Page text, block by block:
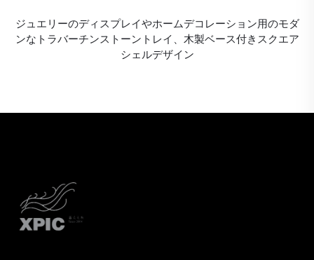
ジュエリーのディスプレイやホームデコレーション用のモダ
ンなトラバーチンストーントレイ、木製ベース付きスクエア
シェルデザイン